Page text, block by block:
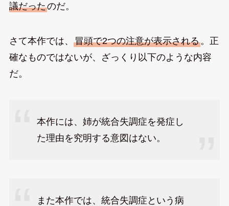
議だったのだ。
さて本作では、 冒頭で2つの注意が表示される。正
確なものではないが、ざっくり以下のような内容
だ。
本作には、姉が統合失調症を発症し
た理由を究明する意図はない。
また本作では、統合失調症という病